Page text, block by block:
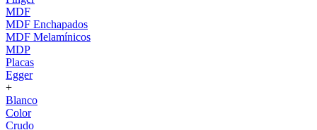
MDF
MDF Enchapados
MDF Melamínicos
MDP
Placas
Egger
+
Blanco
Color
Crudo